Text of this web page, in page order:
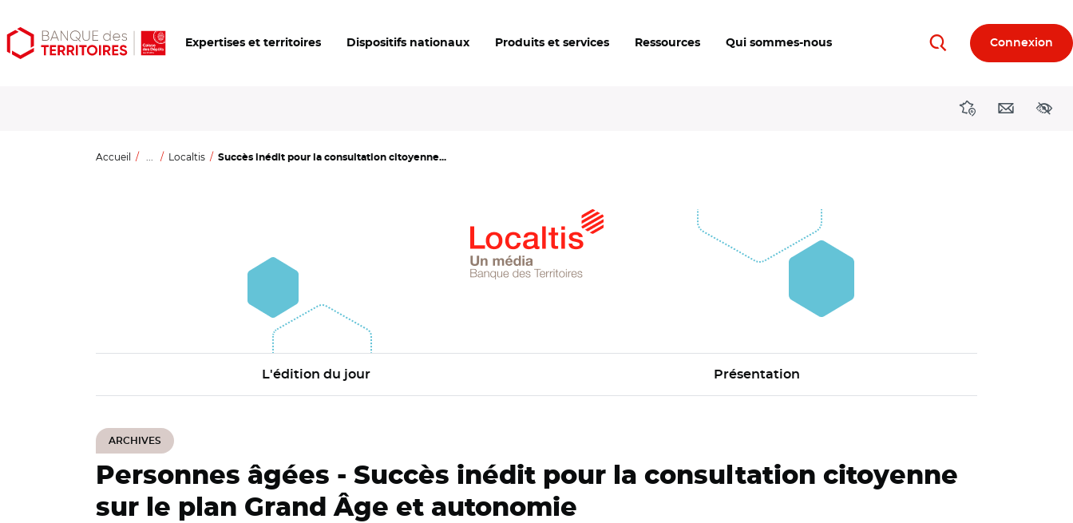
Aller
au
Aller
au
Ouvrir
les
Expertises et territoires Dispositifs nationaux Produits et services Ressources Qui sommes-nous RechercherConnexion
DirectionsContact
Accueil ... Localtis Succès inédit pour la consultation citoyenne...
L'édition du jour Présentation
ARCHIVES
Personnes âgées - Succès inédit pour la consultation citoyenne
sur le plan Grand Âge et autonomie